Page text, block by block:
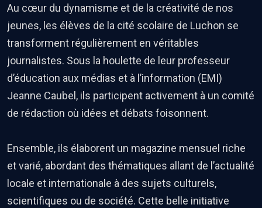
Au cœur du dynamisme et de la créativité de nos
jeunes, les élèves de la cité scolaire de Luchon se
transforment régulièrement en véritables
journalistes. Sous la houlette de leur professeur
d’éducation aux médias et à l’information (EMI)
Jeanne Caubel, ils participent activement à un comité
de rédaction où idées et débats foisonnent.
Ensemble, ils élaborent un magazine mensuel riche
et varié, abordant des thématiques allant de l’actualité
locale et internationale à des sujets culturels,
scientifiques ou de société. Cette belle initiative